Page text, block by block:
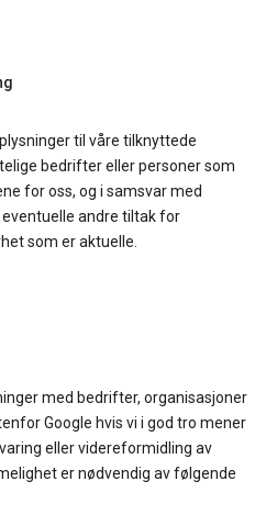
til våre tilknyttede
bedrifter eller personer som
for oss, og i samsvar med
andre tiltak for
som er aktuelle.
med bedrifter, organisasjoner
Google hvis vi i god tro mener
eller videreformidling av
er nødvendig av følgende